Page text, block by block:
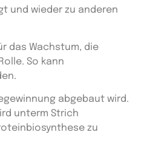
und wieder zu anderen
das Wachstum, die
So kann
abgebaut wird.
unterm Strich
zu